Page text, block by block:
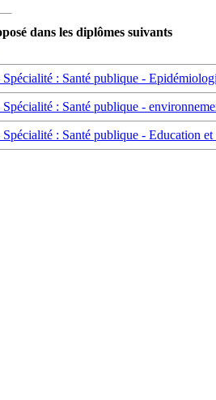
dans les diplômes suivants
: Santé publique -
: Santé publique -
: Santé publique - Education